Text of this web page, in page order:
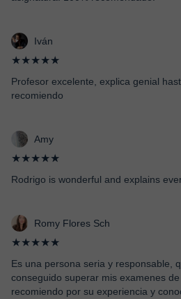
Iván
★★★★★
Profesor excelente, explica genial
recomiendo
Amy
★★★★★
Rodrigo is wonderful and explains
Romy Flores Sch
★★★★★
Es una persona seria y responsable,
conseguido superar mis examenes
recomiendo por su experiencia y